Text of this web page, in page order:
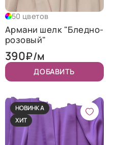
50 цветов
Армани шелк "Бледно-
розовый"
390₽/м
ДОБАВИТЬ
НОВИНКА
ХИТ